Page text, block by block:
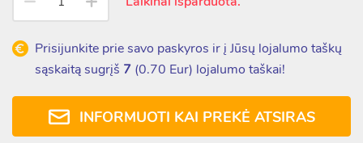
Prisijunkite prie savo paskyros ir į Jūsų lojalumo taškų
sąskaitą sugrįš 7 (0.70 Eur) lojalumo taškai!
INFORMUOTI KAI PREKĖ ATSIRAS